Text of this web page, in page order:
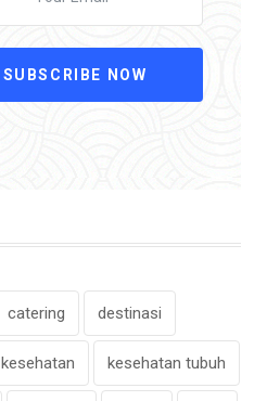
SUBSCRIBE NOW
catering destinasi
kesehatan kesehatan tubuh